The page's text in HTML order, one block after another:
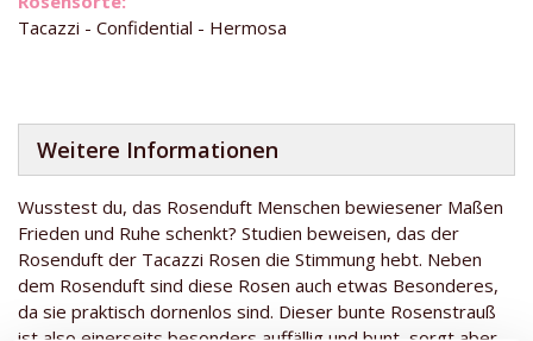
Tacazzi - Confidential - Hermosa
Weitere Informationen
Wusstest du, das Rosenduft Menschen bewiesener Maßen
Frieden und Ruhe schenkt? Studien beweisen, das der
Rosenduft der Tacazzi Rosen die Stimmung hebt. Neben
dem Rosenduft sind diese Rosen auch etwas Besonderes,
da sie praktisch dornenlos sind. Dieser bunte Rosenstrauß